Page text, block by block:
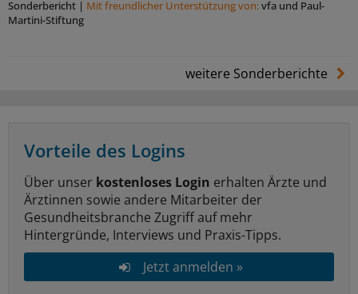
Sonderbericht | Mit freundlicher Unterstützung von:vfa und Paul-
Martini-Stiftung
weitere Sonderberichte
Vorteile des Logins
Über unser kostenloses Login erhalten Ärzte und
Ärztinnen sowie andere Mitarbeiter der
Gesundheitsbranche Zugriff auf mehr
Hintergründe, Interviews und Praxis-Tipps.
Jetzt anmelden »